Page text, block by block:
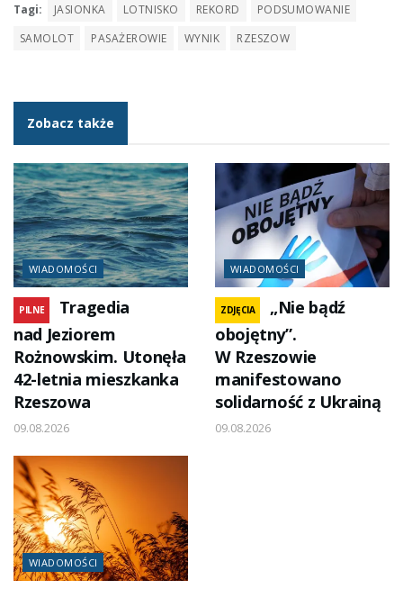
Tagi: JASIONKA LOTNISKO REKORD
PODSUMOWANIE
SAMOLOT
PASAŻEROWIE WYNIK RZESZOW
Zobacz także
WIADOMOŚCI
PILNE
Tragedia
nad Jeziorem
Rożnowskim. Utonęła
42-letnia mieszkanka
Rzeszowa
09.08.2026
WIADOMOŚCI
ZDJĘCIA
„Nie bądź
obojętny”.
W Rzeszowie
manifestowano
solidarność z Ukrainą
09.08.2026
WIADOMOŚCI